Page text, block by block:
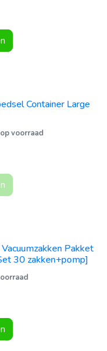
Container Large
voorraad
Pakket
30 zakken+pomp]